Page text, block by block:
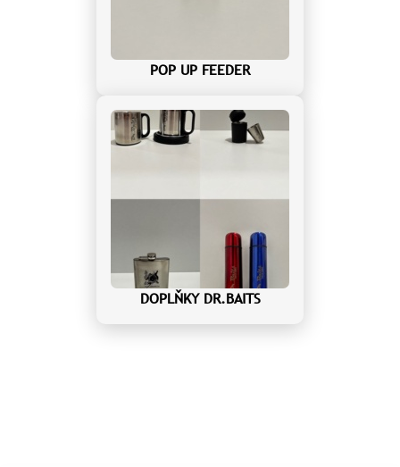
POP UP FEEDER
DOPLŇKY DR.BAITS